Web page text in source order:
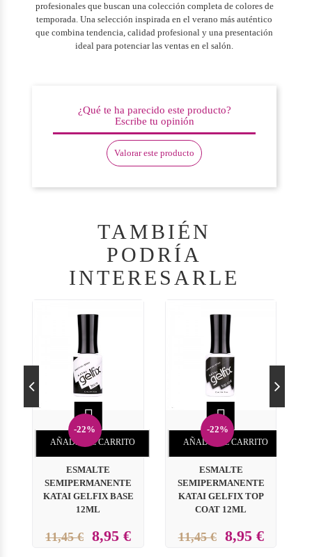
profesionales que buscan una colección completa de colores de
temporada. Una selección inspirada en el verano más auténtico
que combina tendencia, calidad profesional y una presentación
ideal para potenciar las ventas en el salón.
¿Qué te ha parecido este producto?
Escribe tu opinión
Valorar este producto
TAMBIÉN
PODRÍA
INTERESARLE
-22%

AÑADIR AL CARRITO
ESMALTE
SEMIPERMANENTE
KATAI GELFIX BASE
12ML
11,45 € 8,95 €
-22%

AÑADIR AL CARRITO
ESMALTE
SEMIPERMANENTE
KATAI GELFIX TOP
COAT 12ML
11,45 € 8,95 €